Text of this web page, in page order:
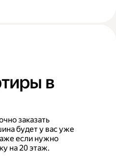
в
заказать
будет у вас уже
если нужно
на 20 этаж.